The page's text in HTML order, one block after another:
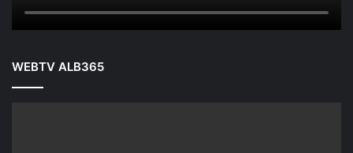
WEBTV ALB365